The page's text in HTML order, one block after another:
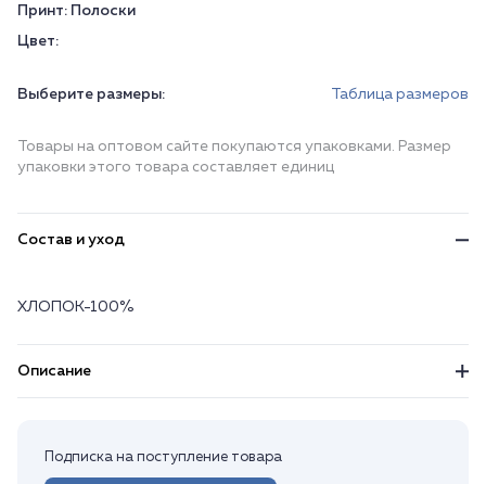
Принт: Полоски
Цвет:
Выберите размеры: Таблица размеров
Товары на оптовом сайте покупаются упаковками. Размер
упаковки этого товара составляет единиц
Состав и уход
ХЛОПОК-100%
Описание
Подписка на поступление товара